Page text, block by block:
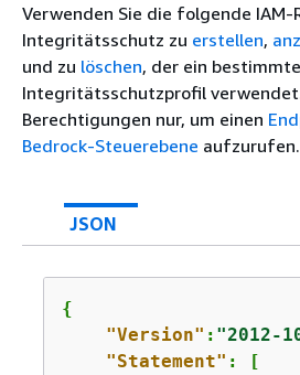
Verwenden Sie die folgende IAM-
Integritätsschutz zu erstellen,
und zu löschen, der ein
Integritätsschutzprofil
Berechtigungen nur, um einen
Bedrock-Steuerebene aufzurufen.
JSON
{
"Version" : "2012-
"Statement" : [